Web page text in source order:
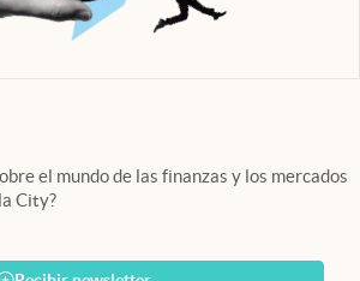
nueva pestaña
el mundo de las finanzas y los mercados
City?